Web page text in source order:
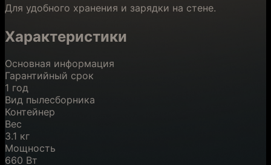
Для удобного хранения и зарядки на стене.
Характеристики
Основная информация
Гарантийный срок
1 год
Вид пылесборника
Контейнер
Вес
3.1 кг
Мощность
660 Вт